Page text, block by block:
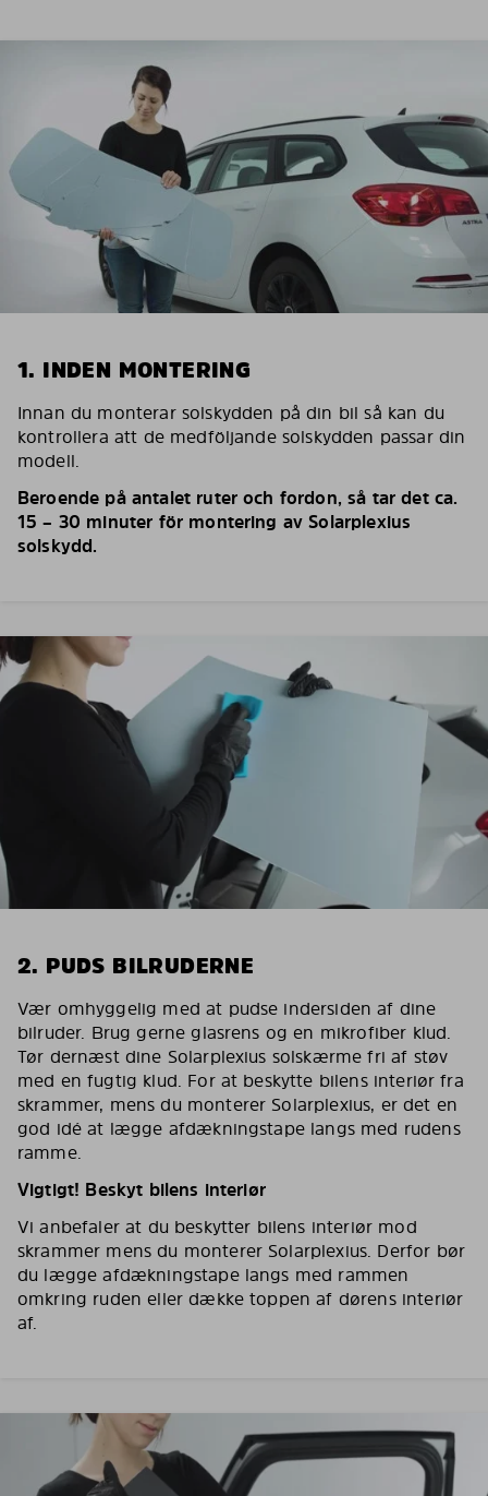
1. INDEN MONTERING
Innan du monterar solskydden på din bil så kan du
kontrollera att de medföljande solskydden passar din
modell.
Beroende på antalet ruter och fordon, så tar det ca.
15 – 30 minuter för montering av Solarplexius
solskydd.
2. PUDS BILRUDERNE
Vær omhyggelig med at pudse indersiden af dine
bilruder. Brug gerne glasrens og en mikrofiber klud.
Tør dernæst dine Solarplexius solskærme fri af støv
med en fugtig klud. For at beskytte bilens interiør fra
skrammer, mens du monterer Solarplexius, er det en
god idé at lægge afdækningstape langs med rudens
ramme.
Vigtigt! Beskyt bilens interiør
Vi anbefaler at du beskytter bilens interiør mod
skrammer mens du monterer Solarplexius. Derfor bør
du lægge afdækningstape langs med rammen
omkring ruden eller dække toppen af dørens interiør
af.